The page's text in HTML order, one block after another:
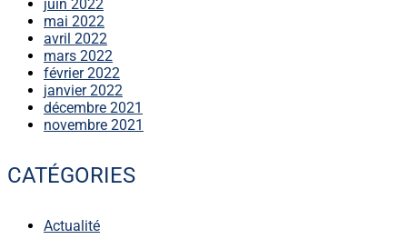
juin 2022
mai 2022
avril 2022
mars 2022
février 2022
janvier 2022
décembre 2021
novembre 2021
CATÉGORIES
Actualité